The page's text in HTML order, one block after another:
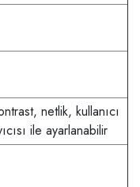
netlik, kullanıcı
ile ayarlanabilir